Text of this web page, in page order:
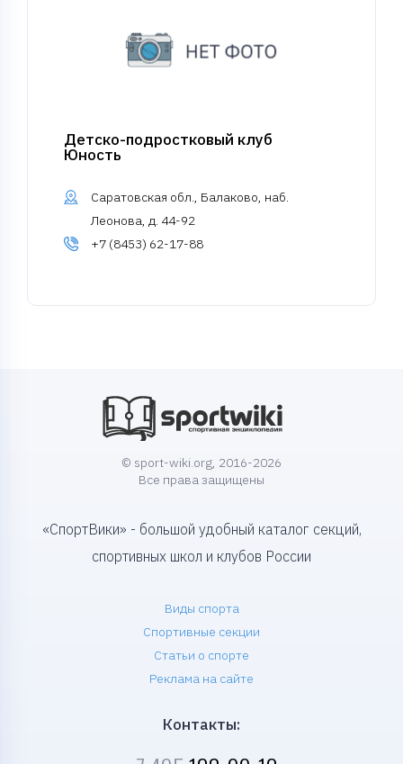
Детско-подростковый клуб
Юность
Саратовская обл., Балаково, наб.
Леонова, д. 44-92
+7 (8453) 62-17-88
© sport-wiki.org, 2016-2026
Все права защищены
«СпортВики» - большой удобный каталог секций,
спортивных школ и клубов России
Виды спорта
Спортивные секции
Статьи о спорте
Реклама на сайте
Контакты: